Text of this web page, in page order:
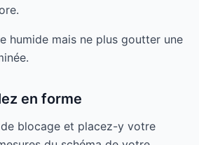
humide mais ne plus goutter une
en forme
blocage et placez-y votre